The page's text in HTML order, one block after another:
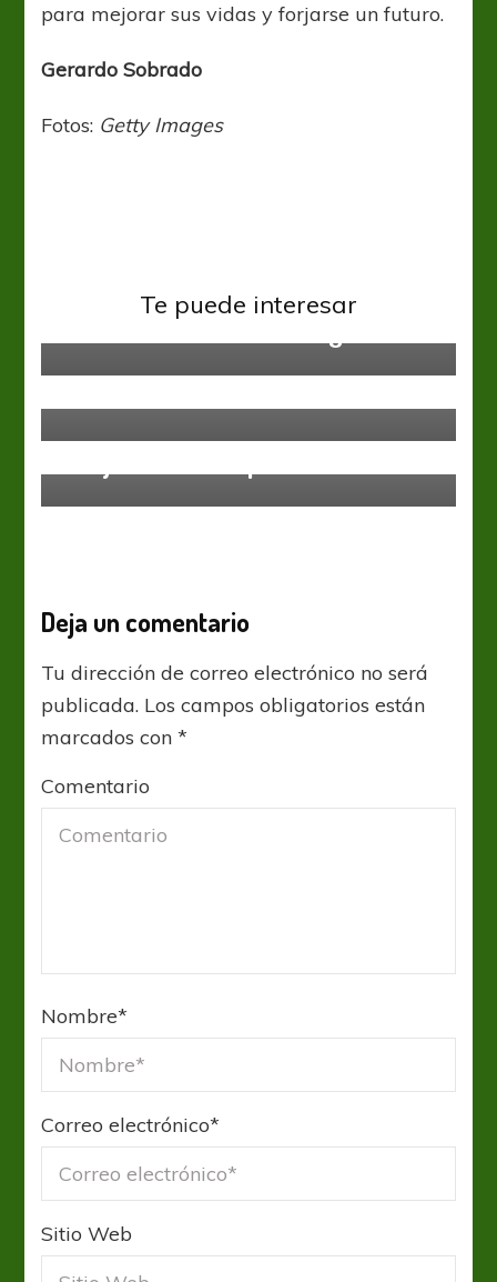
para mejorar sus vidas y forjarse un futuro.
Gerardo Sobrado
Fotos: Getty Images
Te puede interesar
Luis Américo Valoy dejó de ser el
Deja un comentario
Tu dirección de correo electrónico no será
publicada. Los campos obligatorios están
marcados con*
Comentario
Nombre*
Correo electrónico*
Sitio Web